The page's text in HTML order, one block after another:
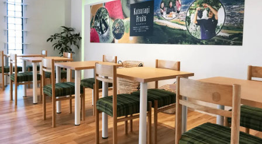
北摂エリア
堺・泉州エリア
河内エリア
兵庫エリア
奈良エリア
和歌山エリア
鳥取エリア
島根エリア
岡山エリア
広島エリア
山口エリア
徳島エリア
香川エリア
愛媛エリア
高知エリア
福岡エリア